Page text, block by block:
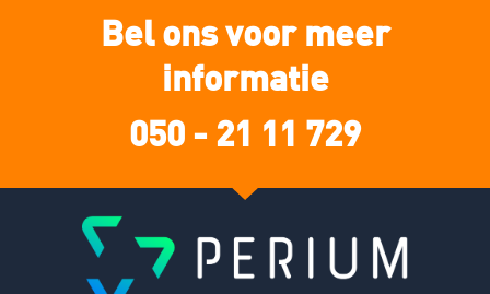
Bel ons voor meer
informatie
050 - 21 11 729